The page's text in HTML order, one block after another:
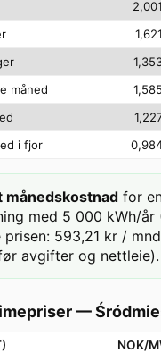
måned
i fjor
månedskostnad for
med 5 000 kWh/år
prisen: 593,21 kr /
avgifter og nettleie).
—
NOK/